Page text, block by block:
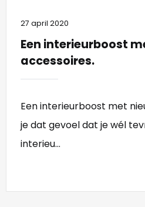
27 april 2020
Een interieurboost
accessoires.
Een interieurboost met
je dat gevoel dat je wél
interieu...